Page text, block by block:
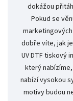
dokážou
Pokud se
dobře víte, jak
UV DTF tiskový
který
nabízí vysokou
motivy budou